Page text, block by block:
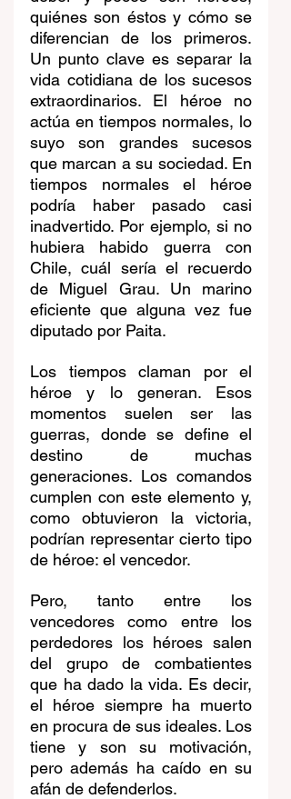
quiénes son éstos y cómo se
diferencian de los primeros.
Un punto clave es separar la
vida cotidiana de los sucesos
extraordinarios. El héroe no
actúa en tiempos normales, lo
suyo son grandes sucesos
que marcan a su sociedad. En
tiempos normales el héroe
podría haber pasado casi
inadvertido. Por ejemplo, si no
hubiera habido guerra con
Chile, cuál sería el recuerdo
de Miguel Grau. Un marino
eficiente que alguna vez fue
diputado por Paita.
Los tiempos claman por el
héroe y lo generan. Esos
momentos suelen ser las
guerras, donde se define el
destino de muchas
generaciones. Los comandos
cumplen con este elemento y,
como obtuvieron la victoria,
podrían representar cierto tipo
de héroe: el vencedor.
Pero, tanto entre los
vencedores como entre los
perdedores los héroes salen
del grupo de combatientes
que ha dado la vida. Es decir,
el héroe siempre ha muerto
en procura de sus ideales. Los
tiene y son su motivación,
pero además ha caído en su
afán de defenderlos.